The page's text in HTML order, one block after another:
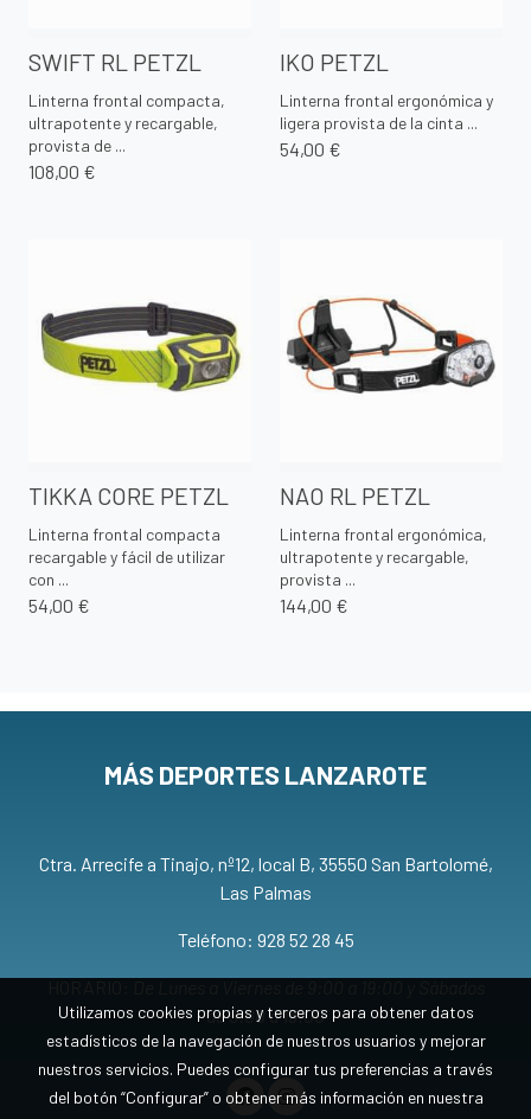
SWIFT RL PETZL
Linterna frontal compacta,
ultrapotente y recargable,
provista de ...
108,00 €
IKO PETZL
Linterna frontal ergonómica y
ligera provista de la cinta ...
54,00 €
TIKKA CORE PETZL
Linterna frontal compacta
recargable y fácil de utilizar
con ...
54,00 €
NAO RL PETZL
Linterna frontal ergonómica,
ultrapotente y recargable,
provista ...
144,00 €
MÁS DEPORTES LANZAROTE
Ctra. Arrecife a Tinajo, nº12, local B, 35550 San Bartolomé,
Las Palmas
Teléfono: 928 52 28 45
de 9:00 a 13:00
Utilizamos cookies propias y terceros para obtener datos
estadísticos de la navegación de nuestros usuarios y mejorar
nuestros servicios. Puedes configurar tus preferencias a través
del botón “Configurar” o obtener más información en nuestra